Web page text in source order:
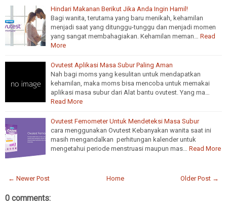
Hindari Makanan Berikut Jika Anda Ingin Hamil!
Bagi wanita, terutama yang baru menikah, kehamilan
menjadi saat yang ditunggu-tunggu dan menjadi momen
yang sangat membahagiakan. Kehamilan meman…
Read
More
Ovutest Aplikasi Masa Subur Paling Aman
Nah bagi moms yang kesulitan untuk mendapatkan
kehamilan, maka moms bisa mencoba untuk memakai
aplikasi masa subur dari Alat bantu ovutest. Yang ma…
Read More
Ovutest Femometer Untuk Mendeteksi Masa Subur
cara menggunakan Ovutest Kebanyakan wanita saat ini
masih mengandalkan perhitungan kalender untuk
mengetahui periode menstruasi maupun mas…
Read More
← Newer Post Older Post →
Home
0 comments: